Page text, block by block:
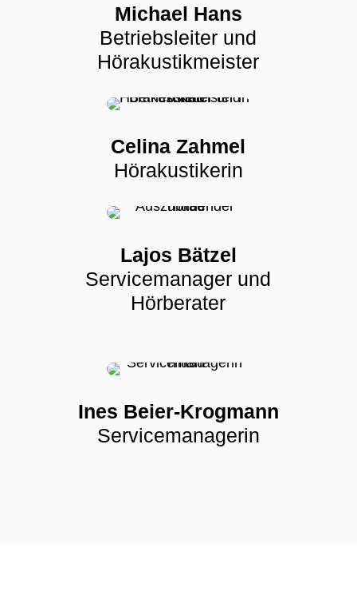
Michael Hans
Betriebsleiter und
Hörakustikmeister
Celina Zahmel
Hörakustikerin
Lajos Bätzel
Servicemanager und
Hörberater
Ines Beier-Krogmann
Servicemanagerin